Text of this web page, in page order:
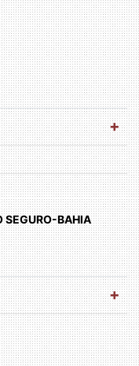
SEGURO-BAHIA